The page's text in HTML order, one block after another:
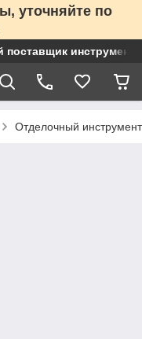
уточняйте по
поставщик
Отделочный инструмент